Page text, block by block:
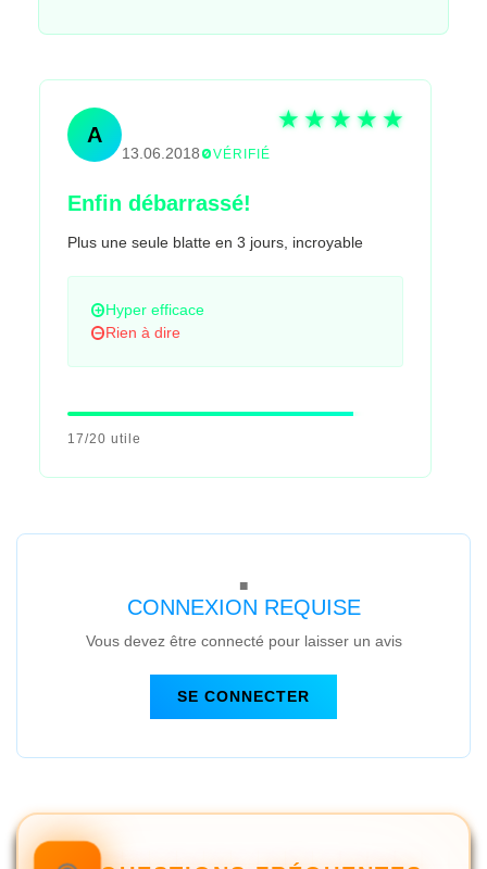
A
13.06.2018 VÉRIFIÉ
Enfin débarrassé!
Plus une seule blatte en 3 jours, incroyable
Hyper efficace
Rien à dire
17/20 utile
CONNEXION REQUISE
Vous devez être connecté pour laisser un avis
SE CONNECTER